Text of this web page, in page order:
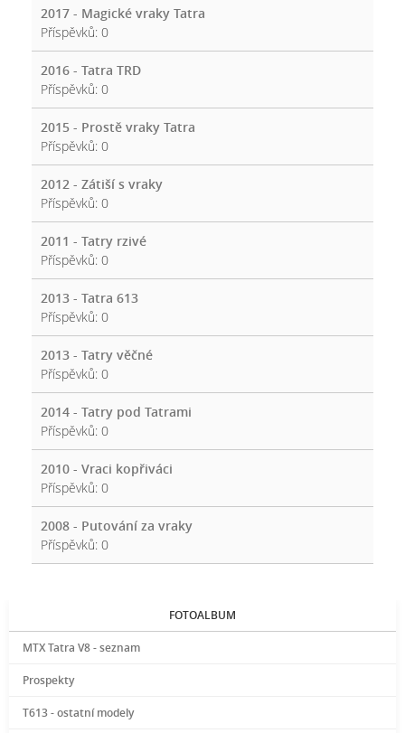
2017 - Magické vraky Tatra
Příspěvků: 0
2016 - Tatra TRD
Příspěvků: 0
2015 - Prostě vraky Tatra
Příspěvků: 0
2012 - Zátiší s vraky
Příspěvků: 0
2011 - Tatry rzivé
Příspěvků: 0
2013 - Tatra 613
Příspěvků: 0
2013 - Tatry věčné
Příspěvků: 0
2014 - Tatry pod Tatrami
Příspěvků: 0
2010 - Vraci kopřiváci
Příspěvků: 0
2008 - Putování za vraky
Příspěvků: 0
FOTOALBUM
MTX Tatra V8 - seznam
Prospekty
T613 - ostatní modely